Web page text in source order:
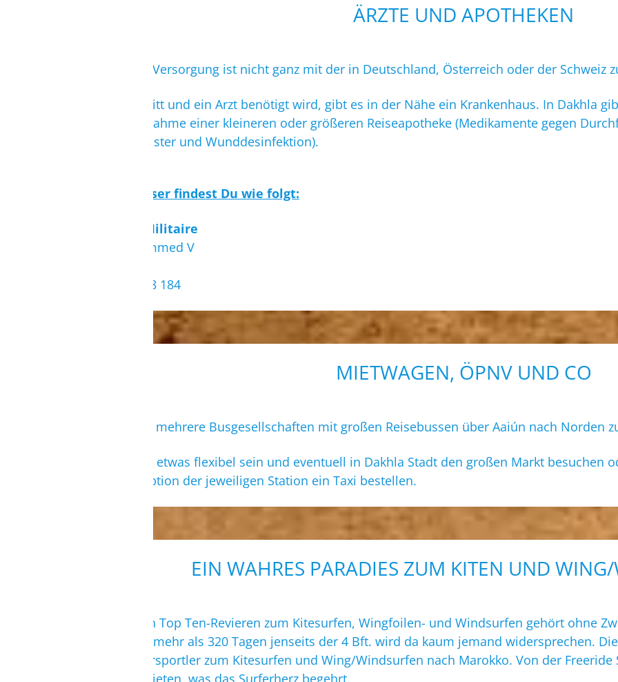
ÄRZTE UND APOTHEKEN
Die medizinische Versorgung ist nicht ganz mit der in Deutschland, Österreich oder der Schweiz
Falls der Fall eintritt und ein Arzt benötigt wird, gibt es in der Nähe ein Krankenhaus. In Dakhla
trotzdem die Mitnahme einer kleineren oder größeren Reiseapotheke (Medikamente gegen
Verbandstoff, Pflaster und Wunddesinfektion).
Die Krankenhäuser findest Du wie folgt:
4eme Hospital Militaire
Boulevard Mohammed V
Tel.: +212 52 88 98 184
MIETWAGEN, ÖPNV UND CO
Täglich verkehren mehrere Busgesellschaften mit großen Reisebussen über Aaiún nach Norden
Möchtest Du eher etwas flexibel sein und eventuell in Dakhla Stadt den großen Markt besuchen
Dir über die Rezeption der jeweiligen Station ein Taxi bestellen.
EIN WAHRES PARADIES ZUM KITEN UND
Zu den weltweiten Top Ten-Revieren zum Kitesurfen, Wingfoilen- und Windsurfen gehört ohne
Windstatistik von mehr als 320 Tagen jenseits der 4 Bft. wird da kaum jemand widersprechen.
zahlreiche Wassersportler zum Kitesurfen und Wing/Windsurfen nach Marokko. Von der
wirklich alles zu bieten, was das Surferherz begehrt.